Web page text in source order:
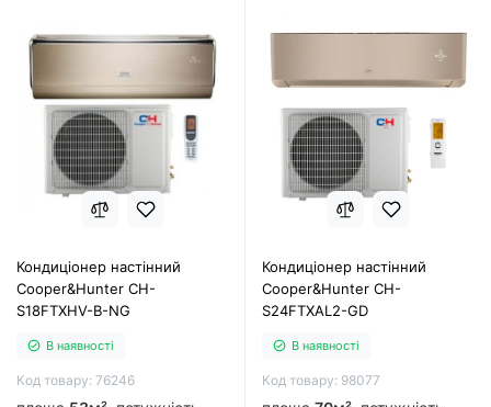
Кондиціонер настінний
Cooper&Hunter CH-
S18FTXHV-B-NG
В наявності
Код товару: 76246
Кондиціонер настінний
Cooper&Hunter CH-
S24FTXAL2-GD
В наявності
Код товару: 98077